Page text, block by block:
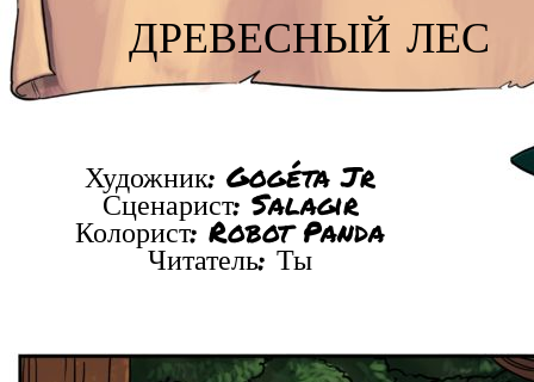
ДРЕВЕСНЫЙ ЛЕС
Художник: Gogéta Jr
Сценарист: Salagir
Колорист: Robot Panda
Читатель: Ты